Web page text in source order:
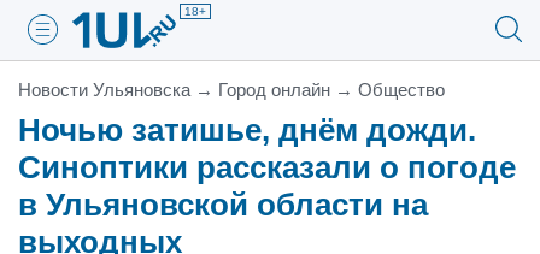
18+
Новости Ульяновска → Город онлайн → Общество
Ночью затишье, днём дожди.
Синоптики рассказали о погоде
в Ульяновской области на
выходных